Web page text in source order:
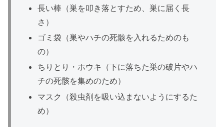
長い棒（巣を叩き落とすため、巣に届く長
さ）
ゴミ袋（巣やハチの死骸を入れるためのも
の）
ちりとり・ホウキ（下に落ちた巣の破片やハ
チの死骸を集めのため）
マスク（殺虫剤を吸い込まないようにするた
め）